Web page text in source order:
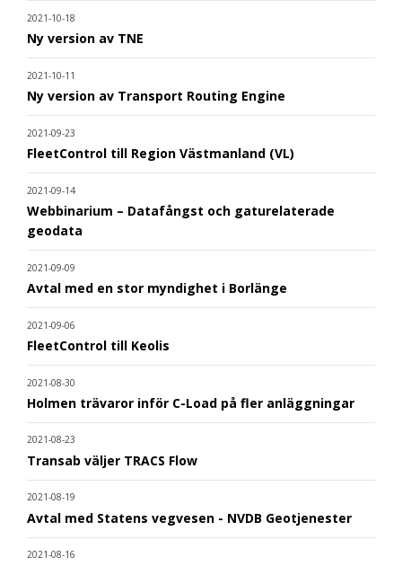
2021-10-18
Ny version av TNE
2021-10-11
Ny version av Transport Routing Engine
2021-09-23
FleetControl till Region Västmanland (VL)
2021-09-14
Webbinarium – Datafångst och gaturelaterade
geodata
2021-09-09
Avtal med en stor myndighet i Borlänge
2021-09-06
FleetControl till Keolis
2021-08-30
Holmen trävaror inför C-Load på fler anläggningar
2021-08-23
Transab väljer TRACS Flow
2021-08-19
Avtal med Statens vegvesen - NVDB Geotjenester
2021-08-16